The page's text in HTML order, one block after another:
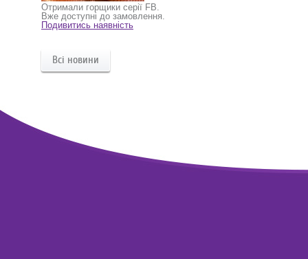
Отримали горщики серії FB.
Вже доступні до замовлення.
Подивитись наявність
Всі новини